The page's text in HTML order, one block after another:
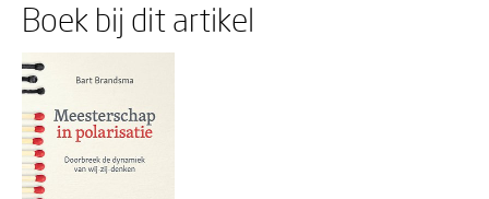
Boek bij dit artikel